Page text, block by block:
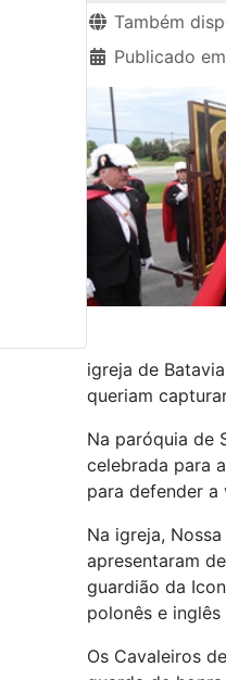
Detalhes
Também
Publicado
igreja de
queriam
Na paróquia de
celebrada para
para defender a
Na igreja,
apresentaram
guardião da
polonês e
Os Cavaleiros